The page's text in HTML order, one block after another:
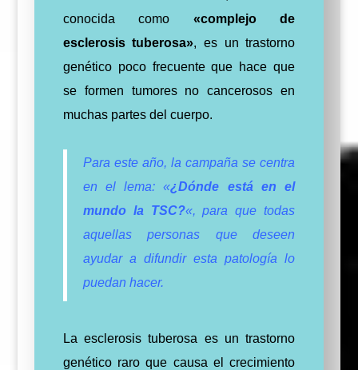
conocida como «complejo de
esclerosis tuberosa», es un trastorno
genético poco frecuente que hace que
se formen tumores no cancerosos en
muchas partes del cuerpo.
Para este año, la campaña se centra
en el lema: «¿Dónde está en el
mundo la TSC?«, para que todas
aquellas personas que deseen
ayudar a difundir esta patología lo
puedan hacer.
La esclerosis tuberosa es un trastorno
genético raro que causa el crecimiento